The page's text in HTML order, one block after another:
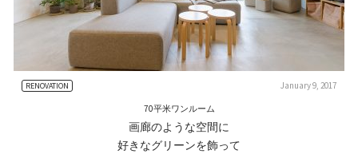
RENOVATION January 9, 2017
70平米ワンルーム
画廊のような空間に
好きなグリーンを飾って